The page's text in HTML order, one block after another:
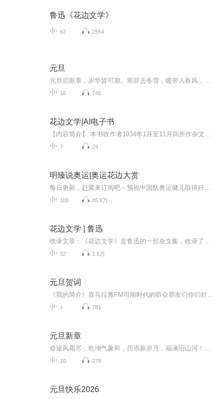
鲁迅《花边文学》
62 2554
元旦
16 745
花边文学|AI电子书
7 24
明臻说奥运|奥运花边大赏
100 85.6万
花边文学 | 鲁迅
52 1.5万
元旦贺词
1 781
元旦新章
10 278
元旦快乐2026